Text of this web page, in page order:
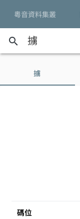
粵音資料集叢
search
擄
碼位